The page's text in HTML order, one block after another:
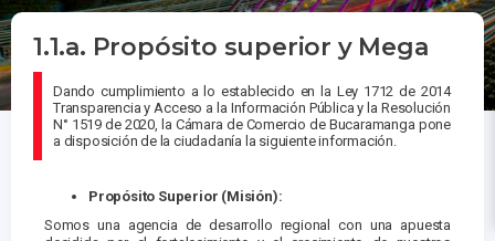
1.1.a. Propósito superior y Mega
Dando cumplimiento a lo establecido en la Ley 1712 de 2014
Transparencia y Acceso a la Información Pública y la Resolución
N° 1519 de 2020, la Cámara de Comercio de Bucaramanga pone
a disposición de la ciudadanía la siguiente información.
Propósito Superior (Misión):
Somos una agencia de desarrollo regional con una apuesta